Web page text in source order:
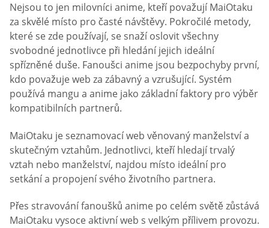
Nejsou to jen milovníci anime, kteří považují MaiOtaku
za skvělé místo pro časté návštěvy. Pokročilé metody,
které se zde používají, se snaží oslovit všechny
svobodné jednotlivce při hledání jejich ideální
spřízněné duše. Fanoušci anime jsou bezpochyby první,
kdo považuje web za zábavný a vzrušující. Systém
používá mangu a anime jako základní faktory pro výběr
kompatibilních partnerů.
MaiOtaku je seznamovací web věnovaný manželství a
skutečným vztahům. Jednotlivci, kteří hledají trvalý
vztah nebo manželství, najdou místo ideální pro
setkání a propojení svého životního partnera.
Přes stravování fanoušků anime po celém světě zůstává
MaiOtaku vysoce aktivní web s velkým přílivem provozu.